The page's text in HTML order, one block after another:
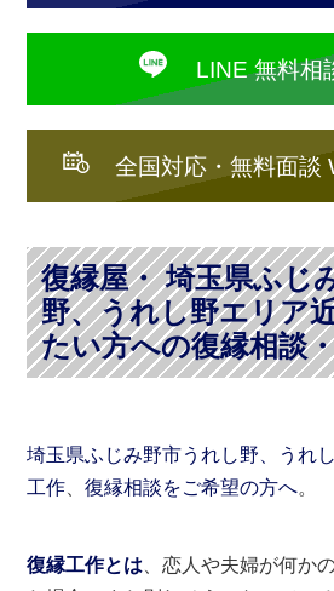
LINE 無料相
全国対応・無料面談
復縁屋・ 埼玉県ふじ
野、うれし野エリア
たい方への復縁相談
埼玉県ふじみ野市うれし野、うれ
工作 、復縁相談をご希望の方へ。
復縁工作とは 、恋人や夫婦が何か